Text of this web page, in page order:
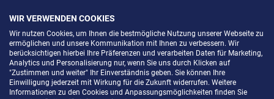
Extrablog: News, Tipps & Tricks
WIR VERWENDEN COOKIES
Wir nutzen Cookies, um Ihnen die bestmögliche Nutzung unserer Webseite zu
ermöglichen und unsere Kommunikation mit Ihnen zu verbessern. Wir
berücksichtigen hierbei Ihre Präferenzen und verarbeiten Daten für Marketing,
Analytics und Personalisierung nur, wenn Sie uns durch Klicken auf
"Zustimmen und weiter" Ihr Einverständnis geben. Sie können Ihre
Einwilligung jederzeit mit Wirkung für die Zukunft widerrufen. Weitere
Informationen zu den Cookies und Anpassungsmöglichkeiten finden Sie